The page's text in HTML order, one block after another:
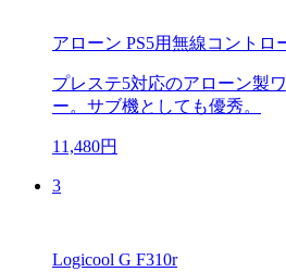
アローン PS5用無線コントロ
プレステ5対応のアローン製
ー。サブ機としても優秀。
11,480円
3
Logicool G F310r